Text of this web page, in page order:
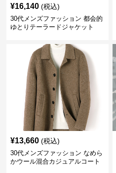
¥16,140 (税込)
30代メンズファッション 都会的
ゆとりテーラードジャケット
¥13,660 (税込)
30代メンズファッション なめら
かウール混合カジュアルコート